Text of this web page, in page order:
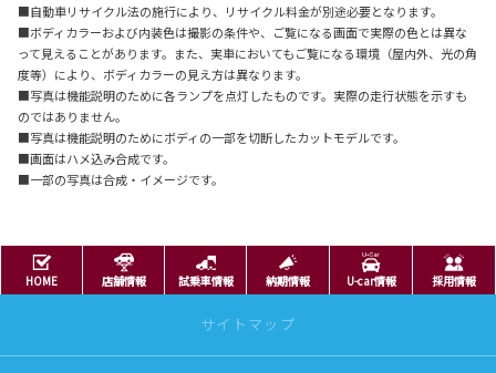
■自動車リサイクル法の施行により、リサイクル料金が別途必要となります。
■ボディカラーおよび内装色は撮影の条件や、ご覧になる画面で実際の色とは異な
って見えることがあります。また、実車においてもご覧になる環境（屋内外、光の角
度等）により、ボディカラーの見え方は異なります。
■写真は機能説明のために各ランプを点灯したものです。実際の走行状態を示すも
のではありません。
■写真は機能説明のためにボディの一部を切断したカットモデルです。
■画面はハメ込み合成です。
■一部の写真は合成・イメージです。
HOME 店舗情報 試乗車情報 納期情報 U-car情報 採用情報
サイトマップ